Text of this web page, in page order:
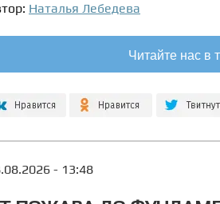
Наталья Лебедева
Читайте нас в
- 13:48